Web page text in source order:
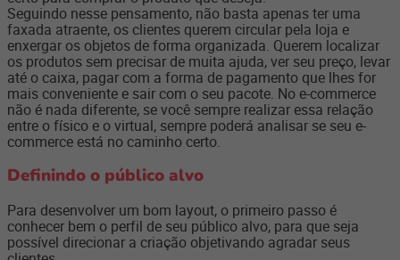
Seguindo nesse pensamento, não basta apenas ter uma
faxada atraente, os clientes querem circular pela loja e
enxergar os objetos de forma organizada. Querem localizar
os produtos sem precisar de muita ajuda, ver seu preço, levar
até o caixa, pagar com a forma de pagamento que lhes for
mais conveniente e sair com o seu pacote. No e­-commerce
não é nada diferente, se você sempre realizar essa relação
entre o físico e o virtual, sempre poderá analisar se seu e-
commerce está no caminho certo.
Definindo o público alvo
Para desenvolver um bom layout, o primeiro passo é
conhecer bem o perfil de seu público alvo, para que seja
possível direcionar a criação objetivando agradar seus